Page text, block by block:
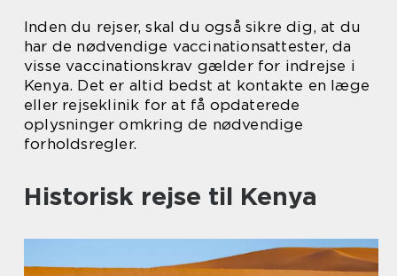
Inden du rejser, skal du også sikre dig, at du
har de nødvendige vaccinationsattester, da
visse vaccinationskrav gælder for indrejse i
Kenya. Det er altid bedst at kontakte en læge
eller rejseklinik for at få opdaterede
oplysninger omkring de nødvendige
forholdsregler.
Historisk rejse til Kenya